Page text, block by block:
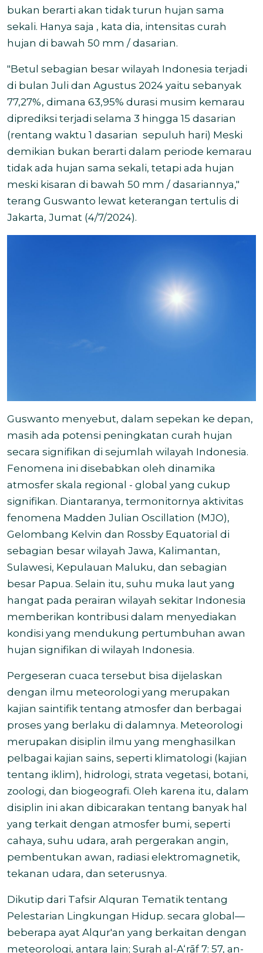
bukan berarti akan tidak turun hujan sama
sekali. Hanya saja , kata dia, intensitas curah
hujan di bawah 50 mm / dasarian.
"Betul sebagian besar wilayah Indonesia terjadi
di bulan Juli dan Agustus 2024 yaitu sebanyak
77,27%, dimana 63,95% durasi musim kemarau
diprediksi terjadi selama 3 hingga 15 dasarian
(rentang waktu 1 dasarian sepuluh hari) Meski
demikian bukan berarti dalam periode kemarau
tidak ada hujan sama sekali, tetapi ada hujan
meski kisaran di bawah 50 mm / dasariannya,"
terang Guswanto lewat keterangan tertulis di
Jakarta, Jumat (4/7/2024).
Guswanto menyebut, dalam sepekan ke depan,
masih ada potensi peningkatan curah hujan
secara signifikan di sejumlah wilayah Indonesia.
Fenomena ini disebabkan oleh dinamika
atmosfer skala regional - global yang cukup
signifikan. Diantaranya, termonitornya aktivitas
fenomena Madden Julian Oscillation (MJO),
Gelombang Kelvin dan Rossby Equatorial di
sebagian besar wilayah Jawa, Kalimantan,
Sulawesi, Kepulauan Maluku, dan sebagian
besar Papua. Selain itu, suhu muka laut yang
hangat pada perairan wilayah sekitar Indonesia
memberikan kontribusi dalam menyediakan
kondisi yang mendukung pertumbuhan awan
hujan signifikan di wilayah Indonesia.
Pergeseran cuaca tersebut bisa dijelaskan
dengan ilmu meteorologi yang merupakan
kajian saintifik tentang atmosfer dan berbagai
proses yang berlaku di dalamnya. Meteorologi
merupakan disiplin ilmu yang menghasilkan
pelbagai kajian sains, seperti klimatologi (kajian
tentang iklim), hidrologi, strata vegetasi, botani,
zoologi, dan biogeografi. Oleh karena itu, dalam
disiplin ini akan dibicarakan tentang banyak hal
yang terkait dengan atmosfer bumi, seperti
cahaya, suhu udara, arah pergerakan angin,
pembentukan awan, radiasi elektromagnetik,
tekanan udara, dan seterusnya.
Dikutip dari Tafsir Alquran Tematik tentang
Pelestarian Lingkungan Hidup. secara global—
beberapa ayat Alqur′an yang berkaitan dengan
meteorologi, antara lain; Surah al-A‘rāf 7: 57, an-